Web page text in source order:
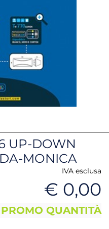
UP-DOWN
MONICA
IVA esclusa
€ 0,00
PROMO QUANTITÀ